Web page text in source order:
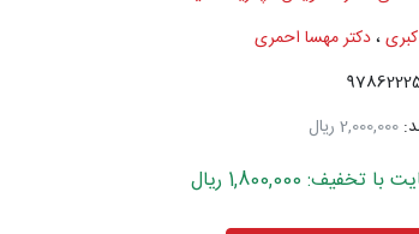
،دکتر مهسا احمری
2,000,000 ریال
1,800,000 ریال